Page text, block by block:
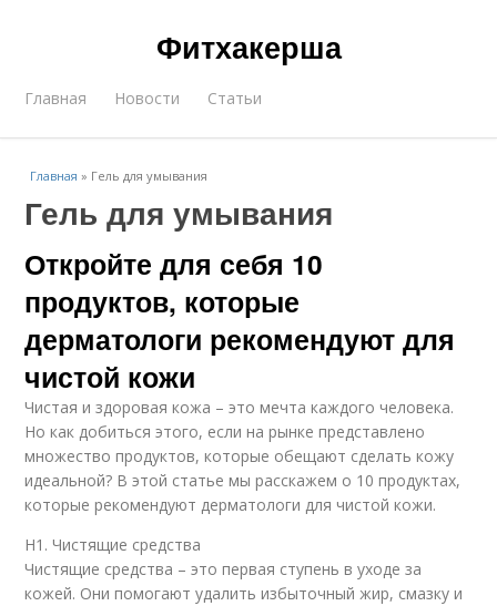
Фитхакерша
Главная Новости Статьи
Главная » Гель для умывания
Гель для умывания
Откройте для себя 10
продуктов, которые
дерматологи рекомендуют для
чистой кожи
Чистая и здоровая кожа – это мечта каждого человека.
Но как добиться этого, если на рынке представлено
множество продуктов, которые обещают сделать кожу
идеальной? В этой статье мы расскажем о 10 продуктах,
которые рекомендуют дерматологи для чистой кожи.
H1. Чистящие средства
Чистящие средства – это первая ступень в уходе за
кожей. Они помогают удалить избыточный жир, смазку и